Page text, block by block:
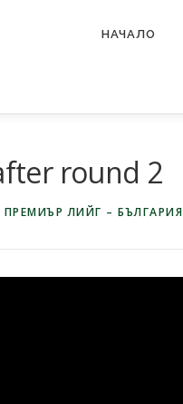
НАЧАЛО
round 2
ЛИЙГ – БЪЛГАРИЯ